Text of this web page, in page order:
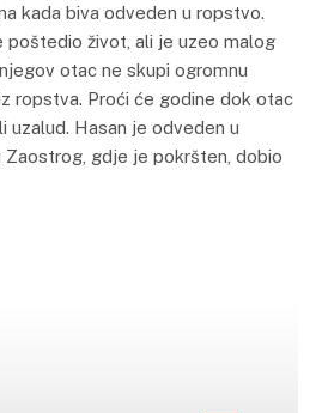
kada biva odveden u ropstvo.
poštedio život, ali je uzeo malog
otac ne skupi ogromnu
ropstva. Proći će godine dok otac
uzalud. Hasan je odveden u
Zaostrog, gdje je pokršten, dobio